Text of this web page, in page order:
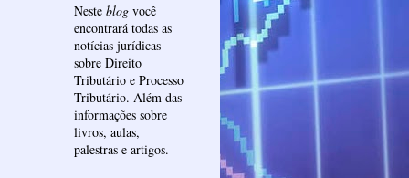
Neste blog você
encontrará todas as
notícias jurídicas
sobre Direito
Tributário e Processo
Tributário. Além das
informações sobre
livros, aulas,
palestras e artigos.